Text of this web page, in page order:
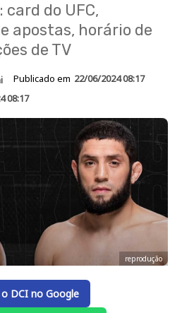
card do UFC,
apostas, horário de
de TV
Publicado em 22/06/2024 08:17
08:17
reprodução
o DCI no Google